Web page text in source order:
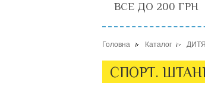
ВСЕ ДО 200 ГРН
Головна Каталог
СПОРТ.